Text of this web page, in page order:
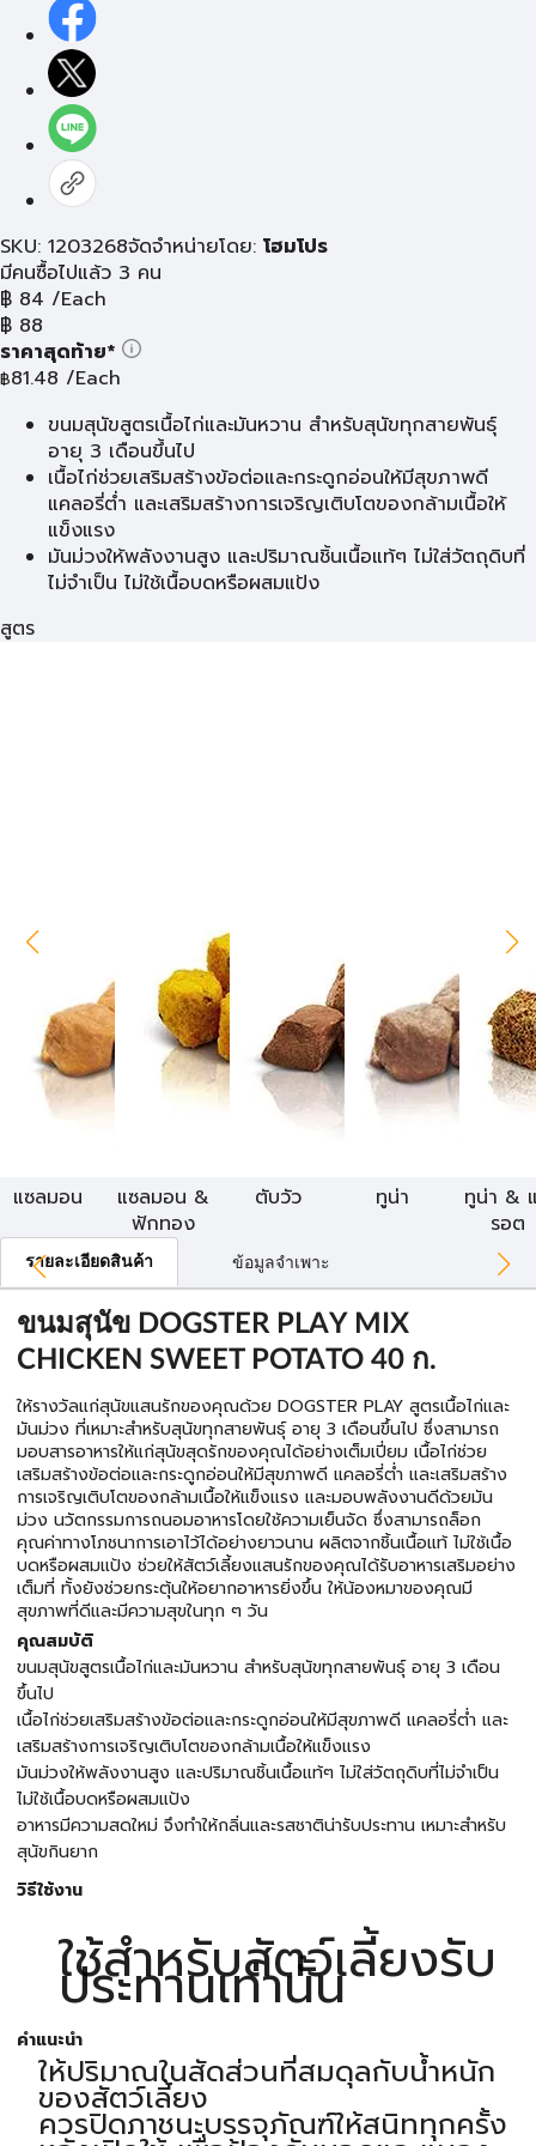
SKU: 1203268จัดจำหน่ายโดย: โฮมโปร
มีคนซื้อไปแล้ว 3 คน
฿ 84 /Each
฿ 88
ราคาสุดท้าย*
฿81.48 /Each
ขนมสุนัขสูตรเนื้อไก่และมันหวาน สำหรับสุนัขทุกสายพันธุ์
อายุ 3 เดือนขึ้นไป
เนื้อไก่ช่วยเสริมสร้างข้อต่อและกระดูกอ่อนให้มีสุขภาพดี
แคลอรี่ต่ำ และเสริมสร้างการเจริญเติบโตของกล้ามเนื้อให้
แข็งแรง
มันม่วงให้พลังงานสูง และปริมาณชิ้นเนื้อแท้ๆ ไม่ใส่วัตถุดิบที่
ไม่จำเป็น ไม่ใช้เนื้อบดหรือผสมแป้ง
สูตร
แซลมอน
แซลมอน &
ฟักทอง
ตับวัว ทูน่า
ทูน่า &
รอต
รายละเอียดสินค้า ข้อมูลจำเพาะ
ขนมสุนัข DOGSTER PLAY MIX
CHICKEN SWEET POTATO 40 ก.
ให้รางวัลแก่สุนัขแสนรักของคุณด้วย DOGSTER PLAY สูตรเนื้อไก่และ
มันม่วง ที่เหมาะสำหรับสุนัขทุกสายพันธุ์ อายุ 3 เดือนขึ้นไป ซึ่งสามารถ
มอบสารอาหารให้แก่สุนัขสุดรักของคุณได้อย่างเต็มเปี่ยม เนื้อไก่ช่วย
เสริมสร้างข้อต่อและกระดูกอ่อนให้มีสุขภาพดี แคลอรี่ต่ำ และเสริมสร้าง
การเจริญเติบโตของกล้ามเนื้อให้แข็งแรง และมอบพลังงานดีด้วยมัน
ม่วง นวัตกรรมการถนอมอาหารโดยใช้ความเย็นจัด ซึ่งสามารถล็อก
คุณค่าทางโภชนาการเอาไว้ได้อย่างยาวนาน ผลิตจากชิ้นเนื้อแท้ ไม่ใช้เนื้อ
บดหรือผสมแป้ง ช่วยให้สัตว์เลี้ยงแสนรักของคุณได้รับอาหารเสริมอย่าง
เต็มที่ ทั้งยังช่วยกระตุ้นให้อยากอาหารยิ่งขึ้น ให้น้องหมาของคุณมี
สุขภาพที่ดีและมีความสุขในทุก ๆ วัน
คุณสมบัติ
ขนมสุนัขสูตรเนื้อไก่และมันหวาน สำหรับสุนัขทุกสายพันธุ์ อายุ 3 เดือน
ขึ้นไป
เนื้อไก่ช่วยเสริมสร้างข้อต่อและกระดูกอ่อนให้มีสุขภาพดี แคลอรี่ต่ำ และ
เสริมสร้างการเจริญเติบโตของกล้ามเนื้อให้แข็งแรง
มันม่วงให้พลังงานสูง และปริมาณชิ้นเนื้อแท้ๆ ไม่ใส่วัตถุดิบที่ไม่จำเป็น
ไม่ใช้เนื้อบดหรือผสมแป้ง
อาหารมีความสดใหม่ จึงทำให้กลิ่นและรสชาติน่ารับประทาน เหมาะสำหรับ
สุนัขกินยาก
วิธีใช้งาน
ใช้สำหรับสัตว์เลี้ยงรับ
ประทานเท่านั้น
คำแนะนำ
ให้ปริมาณในสัดส่วนที่สมดุลกับน้ำหนัก
ของสัตว์เลี้ยง
ควรปิดภาชนะบรรจุภัณฑ์ให้สนิททุกครั้ง